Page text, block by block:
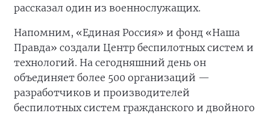
рассказал один из военнослужащих.
Напомним, «Единая Россия» и фонд «Наша
Правда» создали Центр беспилотных систем и
технологий. На сегодняшний день он
объединяет более 500 организаций —
разработчиков и производителей
беспилотных систем гражданского и двойного